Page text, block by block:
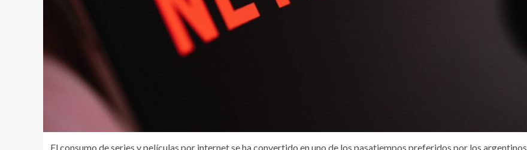
El consumo de series y películas por internet se ha convertido en uno de los pasatiempos preferidos por los argentinos